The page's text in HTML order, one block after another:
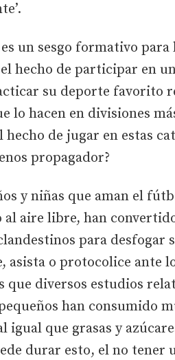
un sesgo formativo
hecho de participar en
su deporte favorito
lo hacen en divisiones
de jugar en estas
propagador?
y niñas que aman el
aire libre, han
para desfogar
asista o protocolice ante
que diversos estudios
han consumido
igual que grasas y
durar esto, el no tener